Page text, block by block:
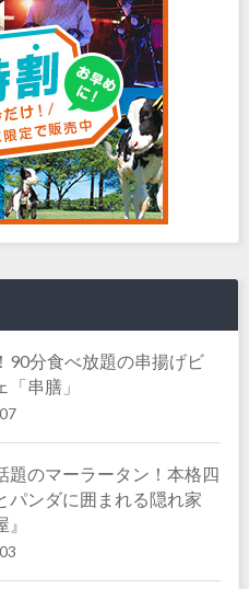
90分食べ放題の串揚げビ
「串膳」
題のマーラータン！本格四
パンダに囲まれる隠れ家
』